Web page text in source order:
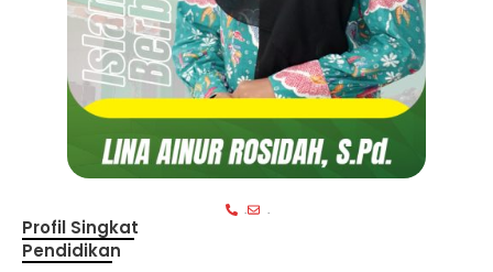
. .
Profil Singkat
Pendidikan